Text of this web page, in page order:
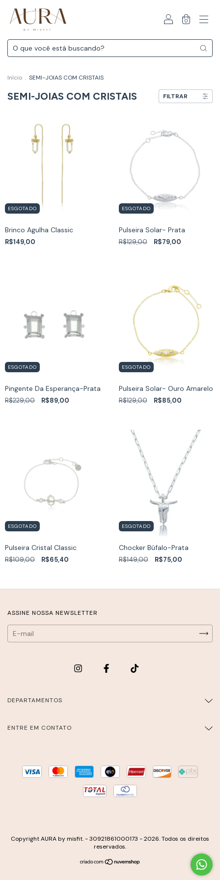
0
Início . SEMI-JOIAS COM CRISTAIS
SEMI-JOIAS COM CRISTAIS FILTRAR
ESGOTADO
Brinco Agulha Classic
R$149,00
ESGOTADO
Pulseira Solar- Prata
R$129,00 R$79,00
ESGOTADO
Pingente Da Esperança-Prata
R$229,00 R$89,00
ESGOTADO
Pulseira Solar- Ouro Amarelo
R$129,00 R$85,00
ESGOTADO
Pulseira Cristal Classic
R$109,00 R$65,40
ESGOTADO
Chocker Búfalo-Prata
R$149,00 R$75,00
ASSINE NOSSA NEWSLETTER
DEPARTAMENTOS
ENTRE EM CONTATO
Copyright AURA by misfit. - 30921861000173 - 2026. Todos os direitos
reservados.